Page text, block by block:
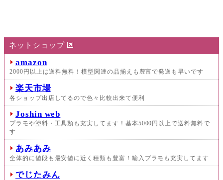
ネットショップ
amazon
2000円以上は送料無料！模型関連の品揃えも豊富で発送も早いです
楽天市場
各ショップ出店してるので色々比較出来て便利
Joshin web
プラモや塗料・工具類も充実してます！基本5000円以上で送料無料で
す
あみあみ
全体的に値段も最安値に近く種類も豊富！輸入プラモも充実してます
でじたみん